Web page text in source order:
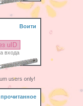
Воити
uID
входа
users only!